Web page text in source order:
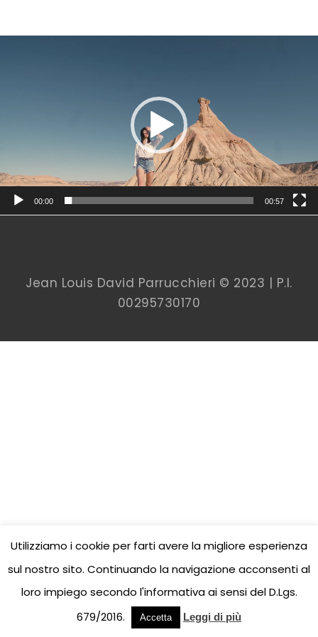
00:00 00:57
Jean Louis David Parrucchieri © 2023 | P.I.
00295730170
Utilizziamo i cookie per farti avere la migliore esperienza
sul nostro sito. Continuando la navigazione acconsenti al
loro impiego secondo l'informativa ai sensi del D.Lgs.
679/2016.
Accetta Leggi di più